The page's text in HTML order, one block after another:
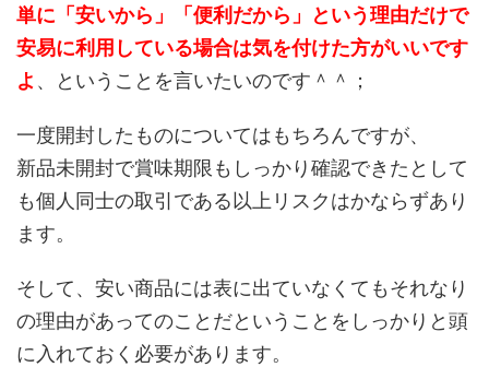
単に「安いから」「便利だから」という理由だけで
安易に利用している場合は気を付けた方がいいです
よ 、ということを言いたいのです＾＾；
一度開封したものについてはもちろんですが、
新品未開封で賞味期限もしっかり確認できたとして
も個人同士の取引である以上リスクはかならずあり
ます。
そして、安い商品には表に出ていなくてもそれなり
の理由があってのことだということをしっかりと頭
に入れておく必要があります。